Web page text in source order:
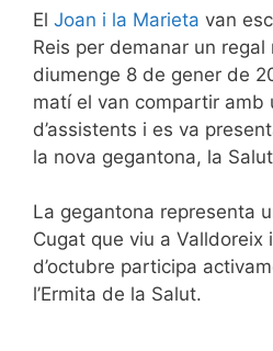
El Joan i la Marieta van
Reis per demanar un regal
diumenge 8 de gener de
matí el van compartir amb
d’assistents i es va
la nova gegantona, la
La gegantona representa
Cugat que viu a Valldoreix
d’octubre participa
l’Ermita de la Salut.